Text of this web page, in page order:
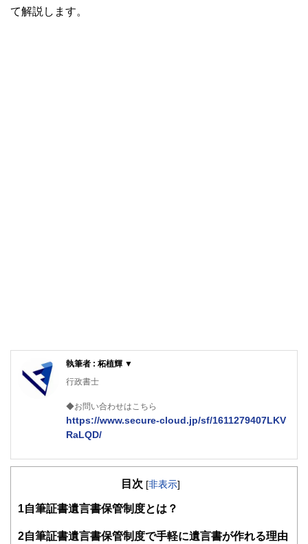
て解説します。
執筆者 : 柘植輝 ▼
行政書士
◆お問い合わせはこちら
https://www.secure-cloud.jp/sf/1611279407LKV
RaLQD/
２級ファイナンシャルプランナー
活かして活動を始める。
する傍ら、フリーライターとして精力的に活動中。広範な知
目次 [非表示]
1自筆証書遺言書保管制度とは？
2自筆証書遺言書保管制度で手軽に遺言書が作れる理由